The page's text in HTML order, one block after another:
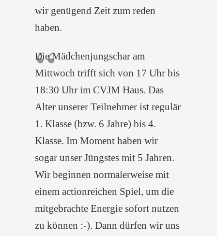
wir genügend Zeit zum reden
haben.
Die Mädchenjungschar am
Mittwoch trifft sich von 17 Uhr bis
18:30 Uhr im CVJM Haus. Das
Alter unserer Teilnehmer ist regulär
1. Klasse (bzw. 6 Jahre) bis 4.
Klasse. Im Moment haben wir
sogar unser Jüngstes mit 5 Jahren.
Wir beginnen normalerweise mit
einem actionreichen Spiel, um die
mitgebrachte Energie sofort nutzen
zu können :-). Dann dürfen wir uns